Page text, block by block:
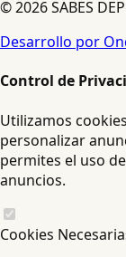
© 2026 SABES
Desarrollo por
Control de
Utilizamos
personalizar
permites el uso
anuncios.
Cookies